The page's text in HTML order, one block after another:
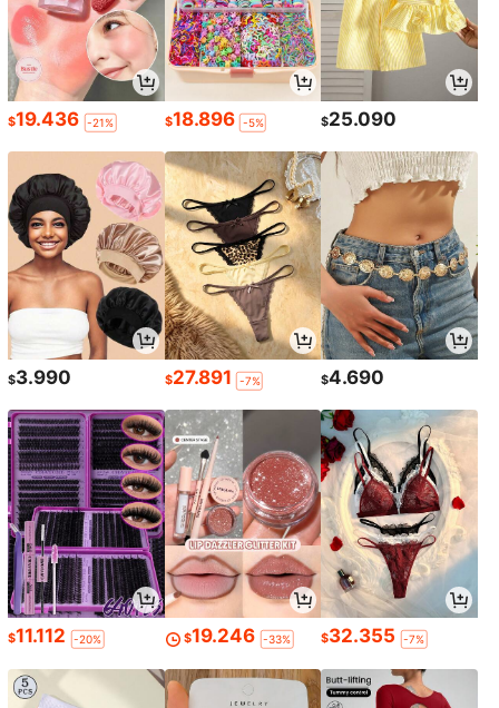
$19.436 -21% $18.896 -5% $25.090
$3.990 $27.891 -7% $4.690
$11.112 -20% $19.246 -33% $32.355 -7%